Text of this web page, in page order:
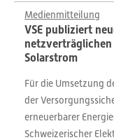
Medienmitteilung
VSE publiziert
netzverträglichen
Solarstrom
Für die Umsetzung
der
erneuerbarer
Schweizerischer